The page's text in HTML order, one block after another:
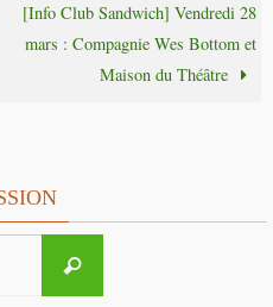
[Info Club Sandwich] Vendredi 28
mars : Compagnie Wes Bottom et
Maison du Théâtre
Recherche